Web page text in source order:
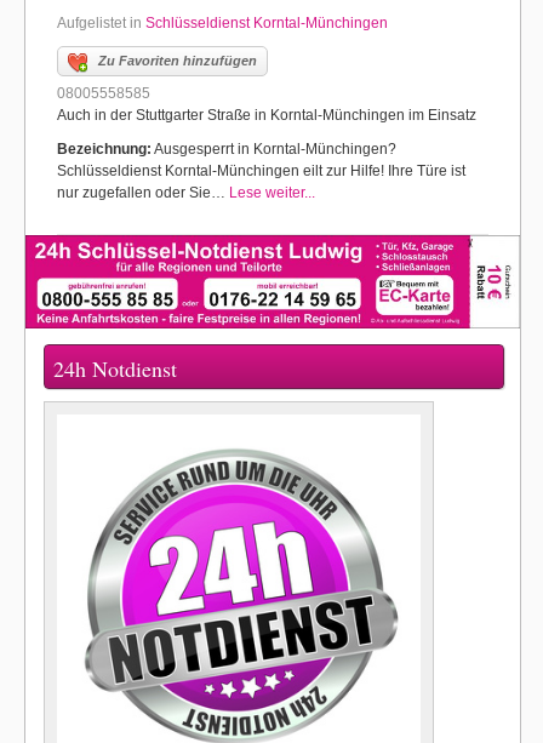
Aufgelistet in Schlüsseldienst Korntal-Münchingen
Zu Favoriten hinzufügen
08005558585
Auch in der Stuttgarter Straße in Korntal-Münchingen im Einsatz
Bezeichnung: Ausgesperrt in Korntal-Münchingen?
Schlüsseldienst Korntal-Münchingen eilt zur Hilfe! Ihre Türe ist
nur zugefallen oder Sie… Lese weiter...
24h Notdienst